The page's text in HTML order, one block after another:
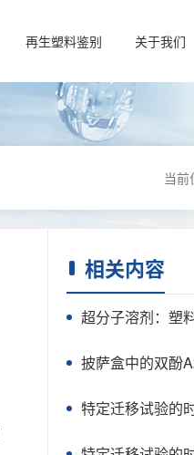
再生塑料鉴别 关于我们
当前
相关内容
超分子溶剂：塑
披萨盒中的双酚
特定迁移试验的时间和温度